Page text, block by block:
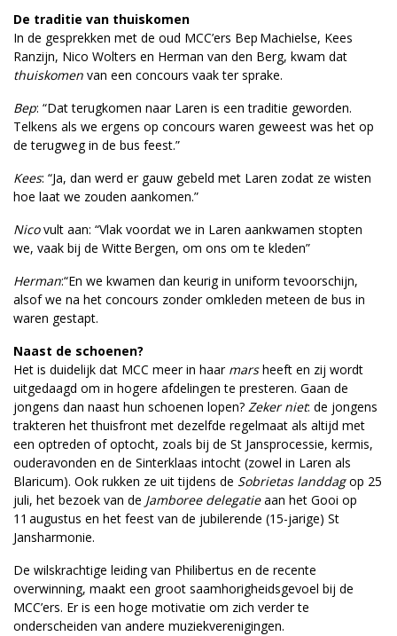
De traditie van thuiskomen
In de gesprekken met de oud MCC’ers Bep Machielse, Kees
Ranzijn, Nico Wolters en Herman van den Berg, kwam dat
thuiskomen van een concours vaak ter sprake.
Bep: “Dat terugkomen naar Laren is een traditie geworden.
Telkens als we ergens op concours waren geweest was het op
de terugweg in de bus feest.”
Kees: “Ja, dan werd er gauw gebeld met Laren zodat ze wisten
hoe laat we zouden aankomen.”
Nicovult aan: “Vlak voordat we in Laren aankwamen stopten
we, vaak bij de Witte Bergen, om ons om te kleden”
Herman:“En we kwamen dan keurig in uniform tevoorschijn,
alsof we na het concours zonder omkleden meteen de bus in
waren gestapt.
Naast de schoenen?
Het is duidelijk dat MCC meer in haar marsheeft en zij wordt
uitgedaagd om in hogere afdelingen te presteren. Gaan de
jongens dan naast hun schoenen lopen? Zeker niet: de jongens
trakteren het thuisfront met dezelfde regelmaat als altijd met
een optreden of optocht, zoals bij de St Jansprocessie, kermis,
ouderavonden en de Sinterklaas intocht (zowel in Laren als
Blaricum). Ook rukken ze uit tijdens de Sobrietas landdagop 25
juli, het bezoek van de Jamboree delegatieaan het Gooi op
11 augustus en het feest van de jubilerende (15-jarige) St
Jansharmonie.
De wilskrachtige leiding van Philibertus en de recente
overwinning, maakt een groot saamhorigheidsgevoel bij de
MCC’ers. Er is een hoge motivatie om zich verder te
onderscheiden van andere muziekverenigingen.